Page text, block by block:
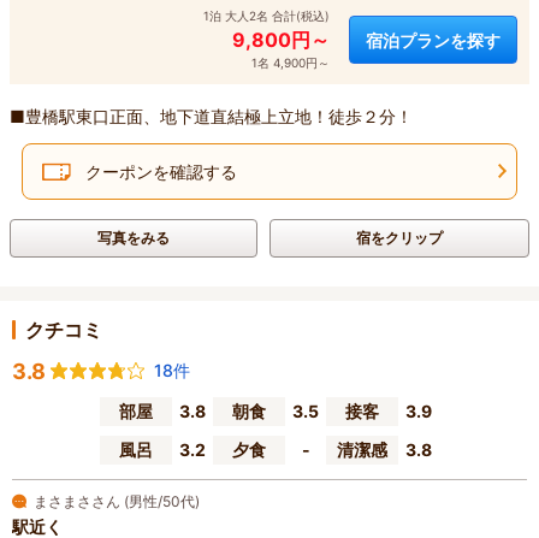
1泊 大人2名 合計(税込)
9,800円～
1名 4,900円～
宿泊プランを探す
■豊橋駅東口正面、地下道直結極上立地！徒歩２分！
クーポンを確認する
写真をみる 宿をクリップ
クチコミ
3.8
18件
部屋
3.8 朝食 3.5 接客
3.9
風呂
3.2 夕食 - 清潔感 3.8
まさまささん (男性/50代)
駅近く